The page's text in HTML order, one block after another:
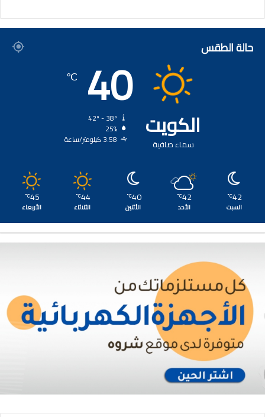
حالة الطقس
الكويت
سماء صافية
40
℃
25%
3.58 كيلومتر/ساعة
42
℃
السبت
42
℃
الأحد
40
℃
الأثنين
44
℃
الثلاثاء
45
℃
الأربعاء